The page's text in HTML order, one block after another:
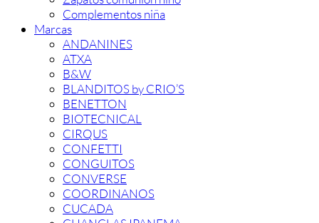
Complementos niña
Marcas
ANDANINES
ATXA
B&W
BLANDITOS by CRIO’S
BENETTON
BIOTECNICAL
CIRQUS
CONFETTI
CONGUITOS
CONVERSE
COORDINANOS
CUCADA